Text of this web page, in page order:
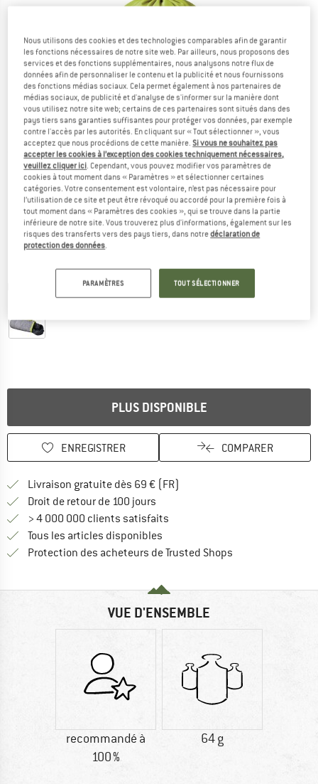
PLUS DISPONIBLE
ENREGISTRER COMPARER
Livraison gratuite dès 69 € (FR)
Droit de retour de 100 jours
> 4 000 000 clients satisfaits
Tous les articles disponibles
Protection des acheteurs de Trusted Shops
VUE D'ENSEMBLE
recommandé à
100 %
64 g
Nous utilisons des cookies et des technologies comparables afin de garantir
les fonctions nécessaires de notre site web. Par ailleurs, nous proposons des
services et des fonctions supplémentaires, nous analysons notre flux de
données afin de personnaliser le contenu et la publicité et nous fournissons
des fonctions médias sociaux. Cela permet également à nos partenaires de
médias sociaux, de publicité et d'analyse de s'informer sur la manière dont
vous utilisez notre site web; certains de ces partenaires sont situés dans des
pays tiers sans garanties suffisantes pour protéger vos données, par exemple
contre l'accès par les autorités. En cliquant sur « Tout sélectionner », vous
acceptez que nous procédions de cette manière.Si vous ne souhaitez pas
accepter les cookies à l’exception des cookies techniquement nécessaires,
veuillez cliquer ici. Cependant, vous pouvez modifier vos paramètres de
cookies à tout moment dans « Paramètres » et sélectionner certaines
catégories. Votre consentement est volontaire, n’est pas nécessaire pour
l’utilisation de ce site et peut être révoqué ou accordé pour la première fois à
tout moment dans « Paramètres des cookies », qui se trouve dans la partie
inférieure de notre site. Vous trouverez plus d'informations, également sur les
risques des transferts vers des pays tiers, dans notredéclaration de
protection des données.
PARAMÈTRES TOUT SÉLECTIONNER